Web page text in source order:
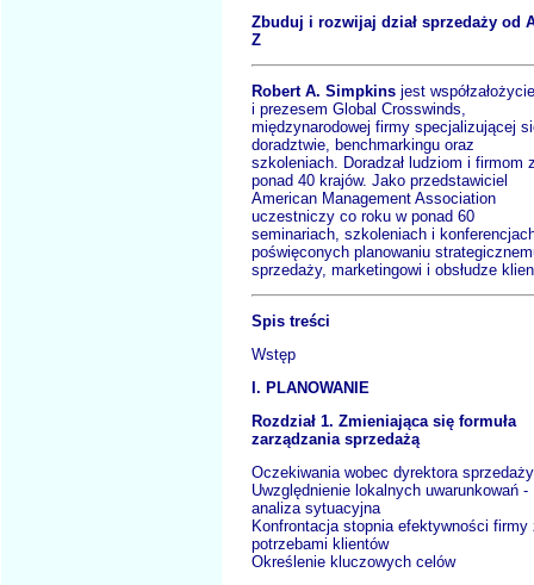
Zbuduj i rozwijaj dział sprzedaży od
Z
Robert A. Simpkins jest
i prezesem Global Crosswinds,
międzynarodowej firmy specjalizującej
doradztwie, benchmarkingu oraz
szkoleniach. Doradzał ludziom i firmom
ponad 40 krajów. Jako przedstawiciel
American Management Association
uczestniczy co roku w ponad 60
seminariach, szkoleniach i
poświęconych planowaniu
sprzedaży, marketingowi i obsłudze
Spis treści
Wstęp
I. PLANOWANIE
Rozdział 1. Zmieniająca się formuła
zarządzania sprzedażą
Oczekiwania wobec dyrektora sprzedaży
Uwzględnienie lokalnych uwarunkowań -
analiza sytuacyjna
Konfrontacja stopnia efektywności firmy
potrzebami klientów
Określenie kluczowych celów